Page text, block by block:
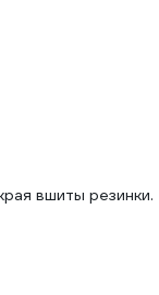
вшиты резинки.